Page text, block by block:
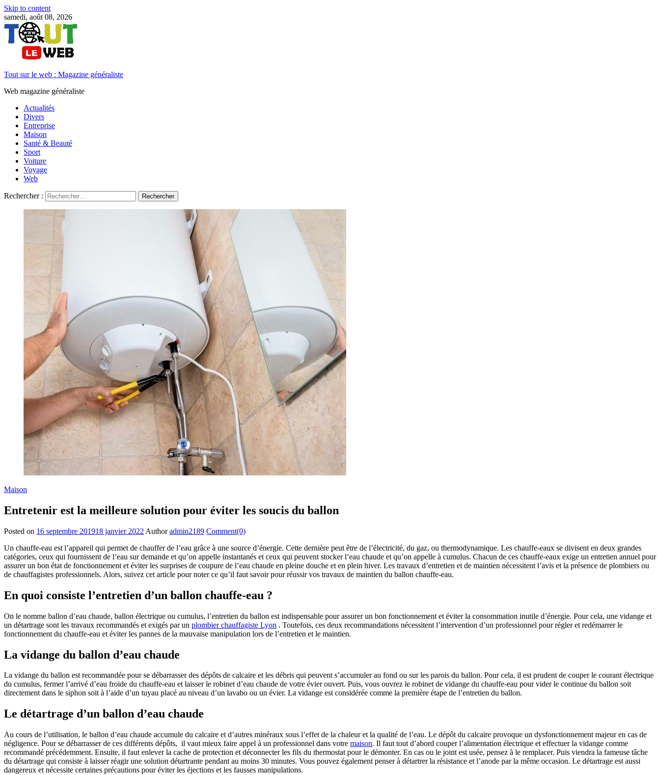
Skip to content
samedi, août 08, 2026
Tout sur le web : Magazine généraliste
Web magazine généraliste
Actualités
Divers
Entreprise
Maison
Santé & Beauté
Sport
Voiture
Voyage
Web
Rechercher :
Maison
Entretenir est la meilleure solution pour éviter les soucis du ballon
Posted on 16 septembre 201918 janvier 2022 Author admin2189 Comment(0)
Un chauffe-eau est l’appareil qui permet de chauffer de l’eau grâce à une source d’énergie. Cette dernière peut être de l’électricité, du gaz, ou thermodynamique. Les chauffe-eaux se divisent en deux grandes
catégories, ceux qui fournissent de l’eau sur demande et qu’on appelle instantanés et ceux qui peuvent stocker l’eau chaude et qu’on appelle à cumulus. Chacun de ces chauffe-eaux exige un entretien annuel pour
assurer un bon état de fonctionnement et éviter les surprises de coupure de l’eau chaude en pleine douche et en plein hiver. Les travaux d’entretien et de maintien nécessitent l’avis et la présence de plombiers ou
de chauffagistes professionnels. Alors, suivez cet article pour noter ce qu’il faut savoir pour réussir vos travaux de maintien du ballon chauffe-eau.
En quoi consiste l’entretien d’un ballon chauffe-eau ?
On le nomme ballon d’eau chaude, ballon électrique ou cumulus, l’entretien du ballon est indispensable pour assurer un bon fonctionnement et éviter la consommation inutile d’énergie. Pour cela, une vidange et
un détartrage sont les travaux recommandés et exigés par un plombier chauffagiste Lyon . Toutefois, ces deux recommandations nécessitent l’intervention d’un professionnel pour régler et redémarrer le
fonctionnement du chauffe-eau et éviter les pannes de la mauvaise manipulation lors de l’entretien et le maintien.
La vidange du ballon d’eau chaude
La vidange du ballon est recommandée pour se débarrasser des dépôts de calcaire et les débris qui peuvent s’accumuler au fond ou sur les parois du ballon. Pour cela, il est prudent de couper le courant électrique
du cumulus, fermer l’arrivé d’eau froide du chauffe-eau et laisser le robinet d’eau chaude de votre évier ouvert. Puis, vous ouvrez le robinet de vidange du chauffe-eau pour vider le continue du ballon soit
directement dans le siphon soit à l’aide d’un tuyau placé au niveau d’un lavabo ou un évier. La vidange est considérée comme la première étape de l’entretien du ballon.
Le détartrage d’un ballon d’eau chaude
Au cours de l’utilisation, le ballon d’eau chaude accumule du calcaire et d’autres minéraux sous l’effet de la chaleur et la qualité de l’eau. Le dépôt du calcaire provoque un dysfonctionnement majeur en cas de
négligence. Pour se débarrasser de ces différents dépôts, il vaut mieux faire appel à un professionnel dans votre maison. Il faut tout d’abord couper l’alimentation électrique et effectuer la vidange comme
recommandé précédemment. Ensuite, il faut enlever la cache de protection et déconnecter les fils du thermostat pour le démonter. En cas ou le joint est usée, pensez à le remplacer. Puis viendra la fameuse tâche
du détartrage qui consiste à laisser réagir une solution détartrante pendant au moins 30 minutes. Vous pouvez également penser à détartrer la résistance et l’anode par la même occasion. Le détartrage est aussi
dangereux et nécessite certaines précautions pour éviter les éjections et les fausses manipulations.